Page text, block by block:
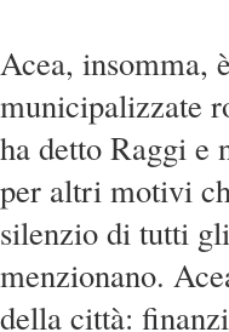
Acea, insomma,
municipalizzate
ha detto Raggi e
per altri motivi
silenzio di tutti
menzionano.
della città: